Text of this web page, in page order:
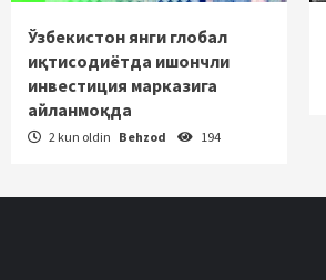
Ўзбекистон янги глобал
иқтисодиётда ишончли
инвестиция марказига
айланмоқда
2 kun oldin Behzod 194